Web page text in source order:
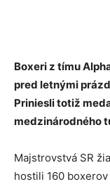
Boxeri z tímu
pred letnými
Priniesli totiž
medzinárodného
Majstrovstvá SR
hostili 160